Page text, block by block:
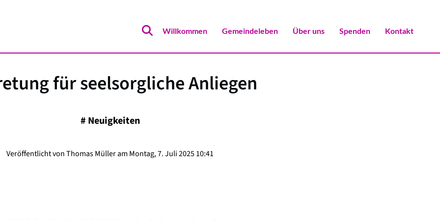
Willkommen Gemeindeleben Über uns Spenden Kontakt
für seelsorgliche Anliegen
# Neuigkeiten
Veröffentlicht von Thomas Müller am Montag, 7. Juli 2025 10:41